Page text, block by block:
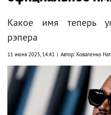
Какое имя теперь
рэпера
11 июня 2025, 14:41 Автор: Коваленко